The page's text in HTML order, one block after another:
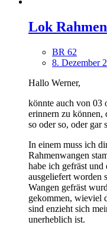
Lok
BR 62
8. Dezember
Hallo Werner,
könnte auch von 03
erinnern zu können,
so oder so, oder gar
In einem muss ich
Rahmenwangen
habe ich gefräst und
ausgeliefert worden
Wangen gefräst
gekommen, wieviel
sind enzieht sich
unerheblich ist.